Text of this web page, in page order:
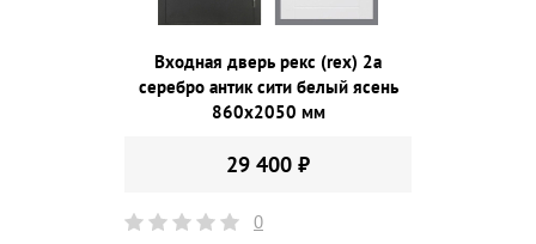
Входная дверь рекс (rex) 2а
серебро антик сити белый ясень
860х2050 мм
29 400 ₽
0